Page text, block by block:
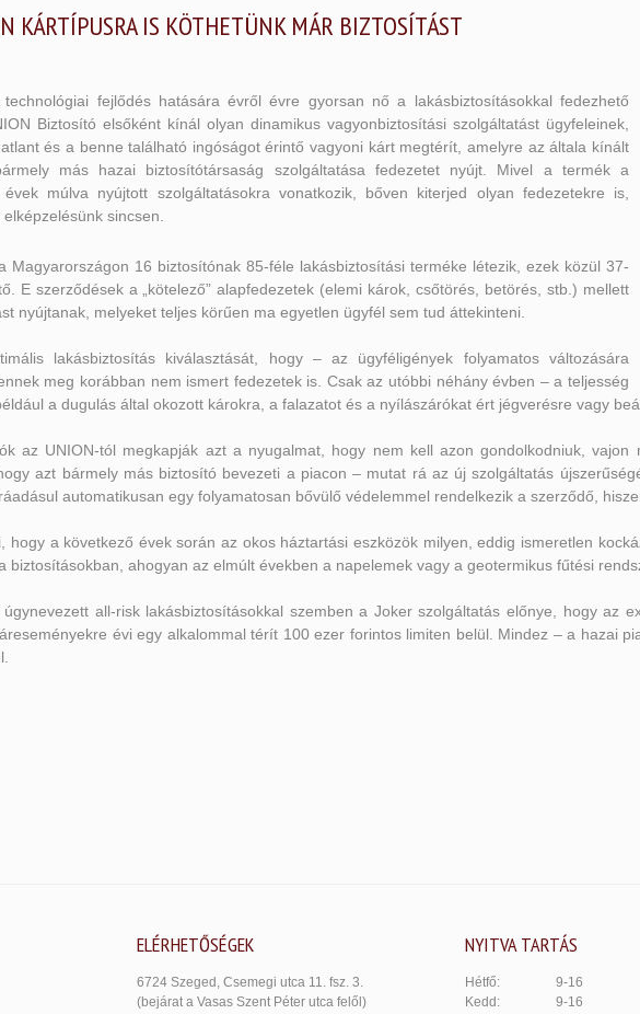
KÁRTÍPUSRA IS KÖTHETÜNK MÁR BIZTOSÍTÁST
fejlődés hatására évről évre gyorsan nő a lakásbiztosításokkal fedezhető
Biztosító elsőként kínál olyan dinamikus vagyonbiztosítási szolgáltatást ügyfeleinek,
és a benne található ingóságot érintő vagyoni kárt megtérít, amelyre az általa kínált
más hazai biztosítótársaság szolgáltatása fedezetet nyújt. Mivel a termék a
múlva nyújtott szolgáltatásokra vonatkozik, bőven kiterjed olyan fedezetekre is,
sincsen.
Magyarországon 16 biztosítónak 85-féle lakásbiztosítási terméke létezik, ezek közül 37-
E szerződések a „kötelező” alapfedezetek (elemi károk, csőtörés, betörés, stb.) mellett
nyújtanak, melyeket teljes körűen ma egyetlen ügyfél sem tud áttekinteni.
lakásbiztosítás kiválasztását, hogy – az ügyféligények folyamatos változására
meg korábban nem ismert fedezetek is. Csak az utóbbi néhány évben – a teljesség
a dugulás által okozott károkra, a falazatot és a nyílászárókat ért jégverésre vagy
az UNION-tól megkapják azt a nyugalmat, hogy nem kell azon gondolkodniuk,
azt bármely más biztosító bevezeti a piacon – mutat rá az új szolgáltatás
automatikusan egy folyamatosan bővülő védelemmel rendelkezik a szerződő,
hogy a következő évek során az okos háztartási eszközök milyen, eddig ismeretlen
biztosításokban, ahogyan az elmúlt években a napelemek vagy a geotermikus fűtési
all-risk lakásbiztosításokkal szemben a Joker szolgáltatás előnye, hogy az
évi egy alkalommal térít 100 ezer forintos limiten belül. Mindez – a hazai
ELÉRHETŐSÉGEK
6724 Szeged, Csemegi utca 11. fsz. 3.
(bejárat a Vasas Szent Péter utca felől)
NYITVA TARTÁS
Hétfő:
9-16
Kedd:
9-16